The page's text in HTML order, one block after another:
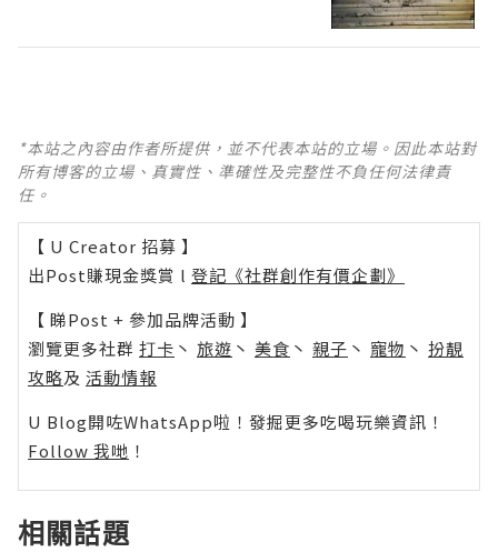
*本站之內容由作者所提供，並不代表本站的立場。因此本站對
所有博客的立場、真實性、準確性及完整性不負任何法律責
任。
【 U Creator 招募 】
出Post賺現金獎賞 l 登記《社群創作有價企劃》
【 睇Post + 參加品牌活動 】
瀏覽更多社群 打卡 丶 旅遊 丶 美食 丶 親子 丶 寵物 丶 扮靚
攻略及 活動情報
U Blog開咗WhatsApp啦！發掘更多吃喝玩樂資訊！
Follow 我哋 ！
相關話題